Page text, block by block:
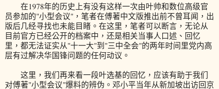
在1978年的历史上有没有这样一次由叶帅和数位高级官
员参加的"小型会议"，笔者在傅著中文版推出前不曾耳闻，出
版后几经寻找也未能目睹。在这里，笔者可以断言，无论从
目前官方已经公开的档案中，还是相关当事人口述、回忆
里，都无法证实从"十一大"到"三中全会"的两年时间里党内高
层有过解决华国锋问题的任何动议。
这里，我们再来看一段叶选基的回忆，应该有助于我们
对傅著"小型会议"爆料的辨伪。邓小平当年从新加坡出访回京